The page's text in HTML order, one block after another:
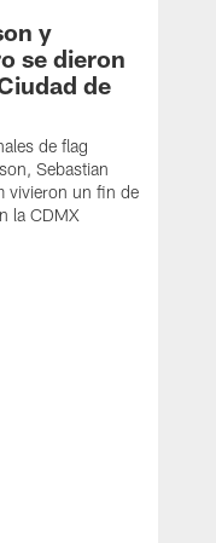
y
se dieron
de
de flag
Sebastian
vivieron un fin de
la CDMX